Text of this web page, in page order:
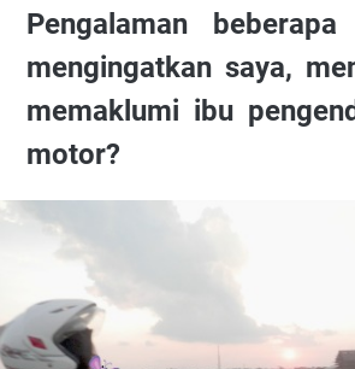
Pengalaman
mengingatkan saya,
memaklumi ibu
motor?